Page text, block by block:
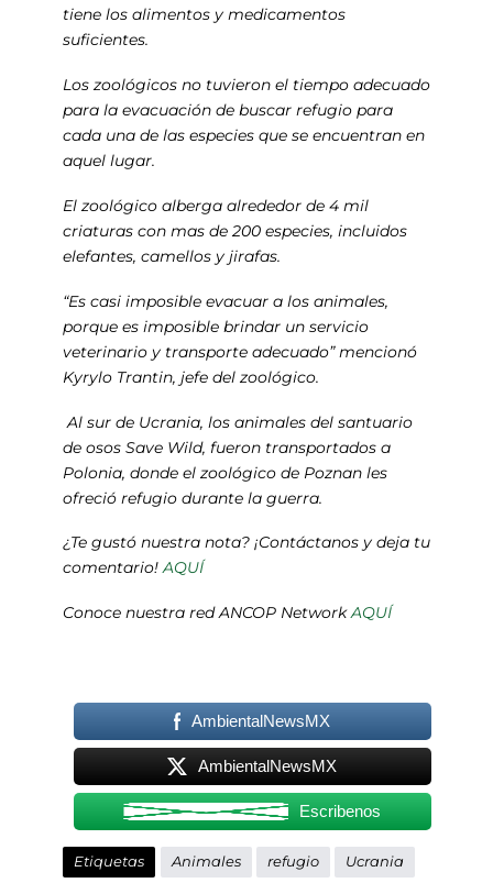
tiene los alimentos y medicamentos
suficientes.
Los zoológicos no tuvieron el tiempo adecuado
para la evacuación de buscar refugio para
cada una de las especies que se encuentran en
aquel lugar.
El zoológico alberga alrededor de 4 mil
criaturas con mas de 200 especies, incluidos
elefantes, camellos y jirafas.
“Es casi imposible evacuar a los animales,
porque es imposible brindar un servicio
veterinario y transporte adecuado” mencionó
Kyrylo Trantin, jefe del zoológico.
Al sur de Ucrania, los animales del santuario
de osos Save Wild, fueron transportados a
Polonia, donde el zoológico de Poznan les
ofreció refugio durante la guerra.
¿Te gustó nuestra nota? ¡Contáctanos y deja tu
comentario!AQUÍ
Conoce nuestra red ANCOP NetworkAQUÍ
AmbientalNewsMX
AmbientalNewsMX
Escribenos
Etiquetas Animales refugio Ucrania